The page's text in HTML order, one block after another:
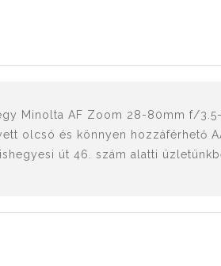
Minolta AF Zoom 28-80mm f/
olcsó és könnyen hozzáférhető
út 46. szám alatti